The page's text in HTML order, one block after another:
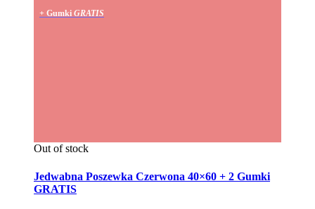
+ Gumki GRATIS
Out of stock
Jedwabna Poszewka Czerwona 40×60 + 2 Gumki
GRATIS